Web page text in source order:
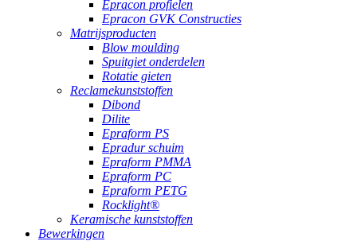
Epracon profielen
Epracon GVK Constructies
Matrijsproducten
Blow moulding
Spuitgiet onderdelen
Rotatie gieten
Reclamekunststoffen
Dibond
Dilite
Epraform PS
Epradur schuim
Epraform PMMA
Epraform PC
Epraform PETG
Rocklight®
Keramische kunststoffen
Bewerkingen